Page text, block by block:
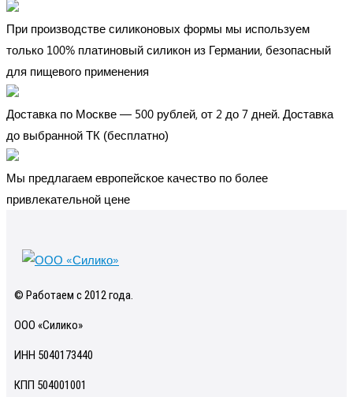
При производстве силиконовых формы мы используем
только 100% платиновый силикон из Германии, безопасный
для пищевого применения
Доставка по Москве — 500 рублей, от 2 до 7 дней. Доставка
до выбранной ТК (бесплатно)
Мы предлагаем европейское качество по более
привлекательной цене
© Работаем с 2012 года.
ООО «Силико»
ИНН 5040173440
КПП 504001001